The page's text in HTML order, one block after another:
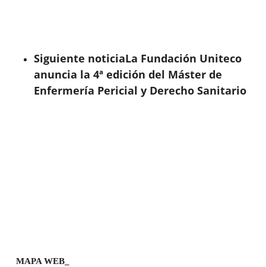
Siguiente noticiaLa Fundación Uniteco
anuncia la 4ª edición del Máster de
Enfermería Pericial y Derecho Sanitario
MAPA WEB_